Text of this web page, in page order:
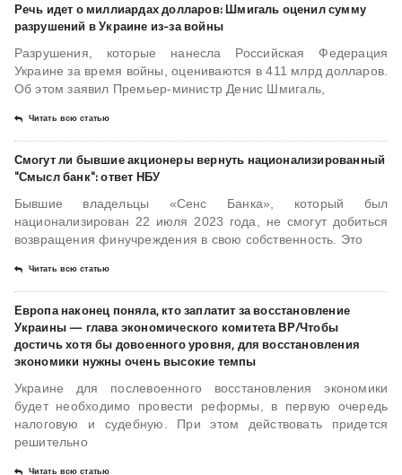
Речь идет о миллиардах долларов: Шмигаль оценил сумму
разрушений в Украине из-за войны
Разрушения, которые нанесла Российская Федерация
Украине за время войны, оцениваются в 411 млрд долларов.
Об этом заявил Премьер-министр Денис Шмигаль,
Читать всю статью
Смогут ли бывшие акционеры вернуть национализированный
"Смысл банк": ответ НБУ
Бывшие владельцы «Сенс Банка», который был
национализирован 22 июля 2023 года, не смогут добиться
возвращения финучреждения в свою собственность. Это
Читать всю статью
Европа наконец поняла, кто заплатит за восстановление
Украины — глава экономического комитета ВР/Чтобы
достичь хотя бы довоенного уровня, для восстановления
экономики нужны очень высокие темпы
Украине для послевоенного восстановления экономики
будет необходимо провести реформы, в первую очередь
налоговую и судебную. При этом действовать придется
решительно
Читать всю статью